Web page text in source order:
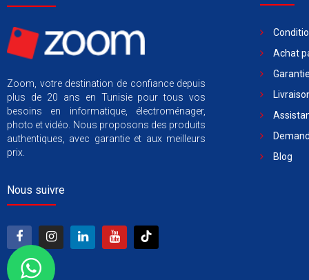
Zoom, votre destination de confiance depuis
plus de 20 ans en Tunisie pour tous vos
besoins en informatique, électroménager,
photo et vidéo. Nous proposons des produits
authentiques, avec garantie et aux meilleurs
prix.
Nous suivre
Achat
Blog